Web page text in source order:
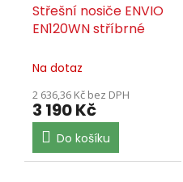
Střešní nosiče ENVIO
EN120WN stříbrné
Na dotaz
2 636,36 Kč bez DPH
3 190 Kč
Do košíku